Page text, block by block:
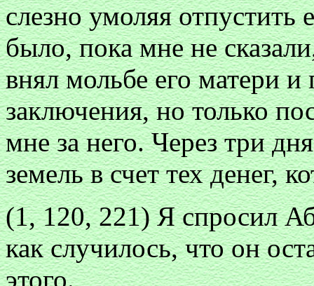
слезно умоляя отпустить
было, пока мне не
внял мольбе его матери и
заключения, но только
мне за него. Через три
земель в счет тех денег,
(1, 120, 221) Я спросил
как случилось, что он
этого.